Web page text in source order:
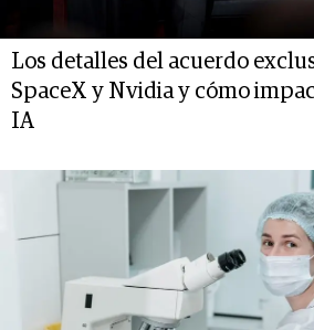
Los detalles del acuerdo
SpaceX y Nvidia y cómo
IA